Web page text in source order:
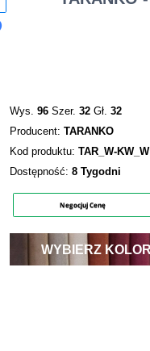
Wys.96 Szer.32 Gł.32
Producent:TARANKO
Kod produktu:TAR_W-KW_W
Dostępność:8 Tygodni
Negocjuj Cenę
WYBIERZ KOLOR